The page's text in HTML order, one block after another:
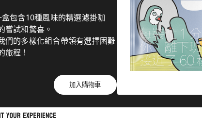
包含10種風味的精選濾掛咖
嘗試和驚喜。
們的多樣化組合帶領有選擇困難
旅程！
加入購物車